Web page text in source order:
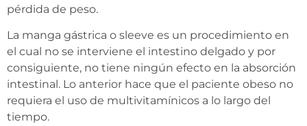
pérdida de peso.
La manga gástrica o sleeve es un procedimiento en
el cual no se interviene el intestino delgado y por
consiguiente, no tiene ningún efecto en la absorción
intestinal. Lo anterior hace que el paciente obeso no
requiera el uso de multivitamínicos a lo largo del
tiempo.